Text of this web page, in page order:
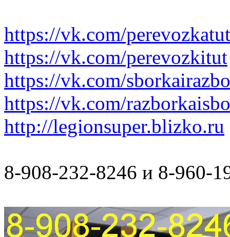
https://vk.com/perevozkatut
https://vk.com/perevozkitut
https://vk.com/
https://vk.com/
http://legionsuper.blizko.ru
8-908-232-8246 и 8-960-